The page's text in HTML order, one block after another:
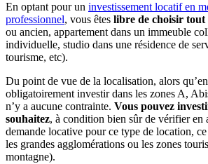
En optant pour un investissement locatif en
professionnel, vous êtes libre de choisir tout
ou ancien, appartement dans un immeuble
individuelle, studio dans une résidence de
tourisme, etc).
Du point de vue de la localisation, alors
obligatoirement investir dans les zones A,
n’y a aucune contrainte. Vous pouvez
souhaitez, à condition bien sûr de vérifier en
demande locative pour ce type de location,
les grandes agglomérations ou les zones
montagne).